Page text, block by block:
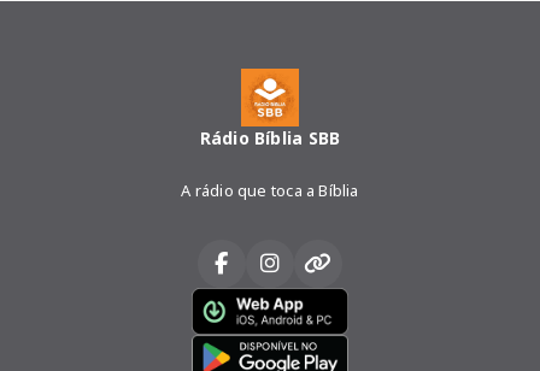
Rádio Bíblia SBB
A rádio que toca a Bíblia